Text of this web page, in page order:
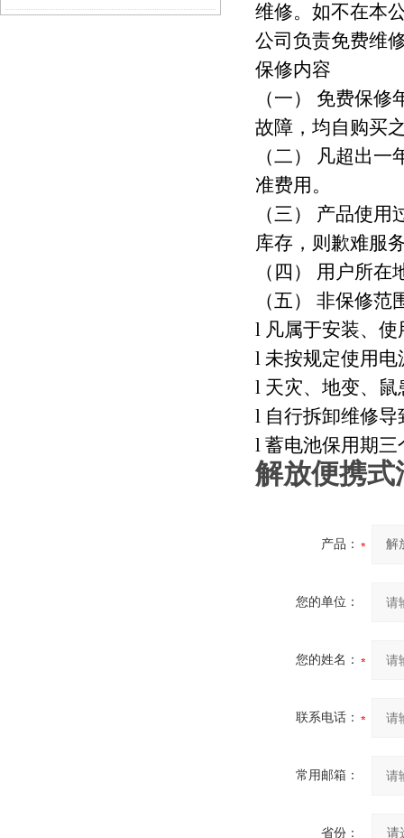
维修。如不在本
公司负责免费维
保修内容
（一）
免费保修
故障，均自购买
（二）
凡超出一
准费用。
（三）
产品使用
库存，则歉难服
（四）
用户所在
（五）
非保修范
l 凡属于安装、
l 未按规定使用
l 天灾、地变、
l 自行拆卸维修
l 蓄电池保用期三
解放便携
产品：
您的单位：
您的姓名：
联系电话：
常用邮箱：
省份：